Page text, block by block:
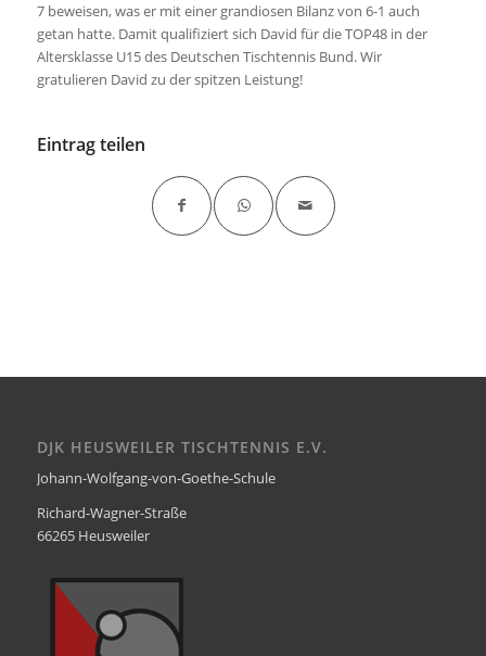
7 beweisen, was er mit einer grandiosen Bilanz von 6-1 auch
getan hatte. Damit qualifiziert sich David für die TOP48 in der
Altersklasse U15 des Deutschen Tischtennis Bund. Wir
gratulieren David zu der spitzen Leistung!
Eintrag teilen
DJK HEUSWEILER TISCHTENNIS E.V.
Johann-Wolfgang-von-Goethe-Schule
Richard-Wagner-Straße
66265 Heusweiler